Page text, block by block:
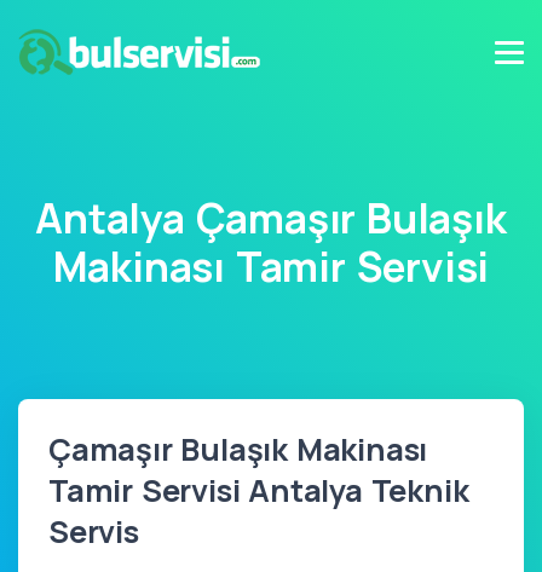
Antalya Çamaşır Bulaşık
Makinası Tamir Servisi
Çamaşır Bulaşık Makinası
Tamir Servisi Antalya Teknik
Servis